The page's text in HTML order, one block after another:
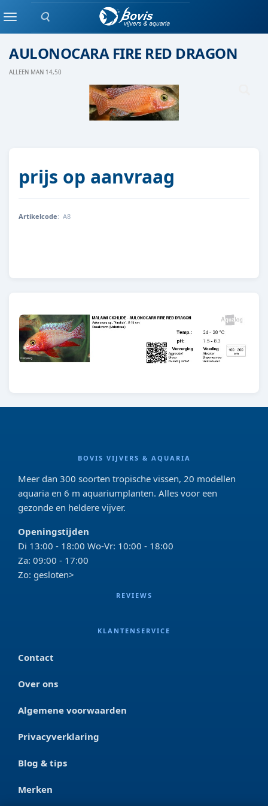
Zoeken
MenuMalawi cichlide
AULONOCARA FIRE RED DRAGON
ALLEEN MAN 14,50
prijs op aanvraag
Artikelcode: A8
BOVIS VIJVERS & AQUARIA
Meer dan 300 soorten tropische vissen, 20 modellen
aquaria en 6 m aquariumplanten. Alles voor een
gezonde en heldere vijver.
Openingstijden
Di 13:00 - 18:00 Wo-Vr: 10:00 - 18:00
Za: 09:00 - 17:00
Zo: gesloten>
REVIEWS
KLANTENSERVICE
Contact
Over ons
Algemene voorwaarden
Privacyverklaring
Blog & tips
Merken